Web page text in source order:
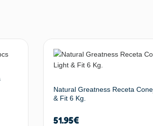
Natural Greatness Receta
& Fit 6 Kg.
51.95€